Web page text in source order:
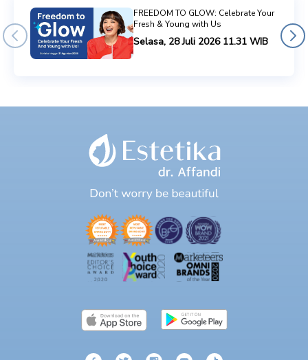
FREEDOM TO GLOW: Celebrate Your
Fresh & Young with Us
Selasa, 28 Juli 2026 11.31 WIB